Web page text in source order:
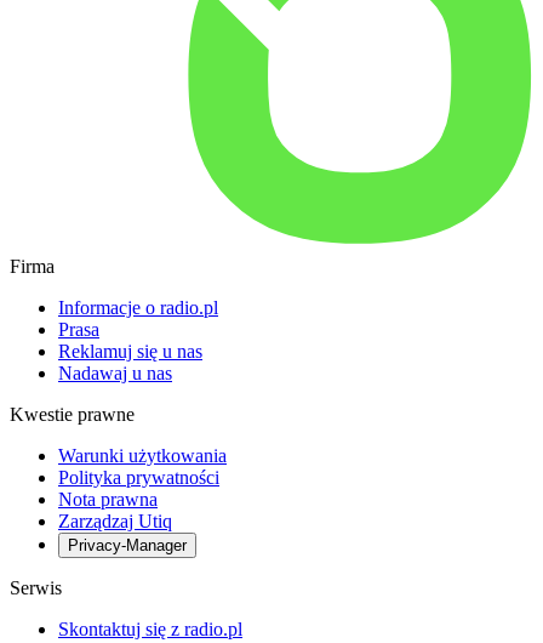
Firma
Informacje o radio.pl
Prasa
Reklamuj się u nas
Nadawaj u nas
Kwestie prawne
Warunki użytkowania
Polityka prywatności
Nota prawna
Zarządzaj Utiq
Privacy-Manager
Serwis
Skontaktuj się z radio.pl